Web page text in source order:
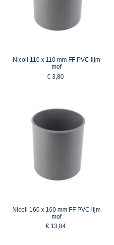
Nicoll 110 x 110 mm FF PVC lijm
mof
€ 3,80
Nicoll 160 x 160 mm FF PVC lijm
mof
€ 13,84